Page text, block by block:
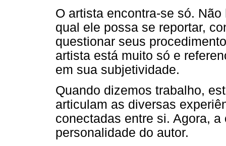
O artista encontra-se só.
qual ele possa se reportar,
questionar seus
artista está muito só e
em sua subjetividade.
Quando dizemos trabalho,
articulam as diversas
conectadas entre si. Agora,
personalidade do autor.